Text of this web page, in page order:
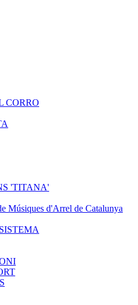
CORRO
'TITANA'
Músiques d'Arrel de Catalunya